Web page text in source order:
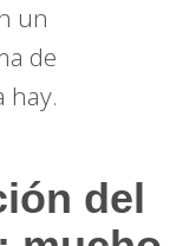
un
de
hay.
del